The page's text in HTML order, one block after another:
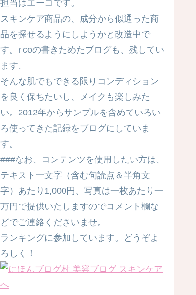
担当はエーコです。
スキンケア商品の、成分から似通った商
品を探せるようにしようかと改造中で
す。ricoの書きためたブログも、残してい
ます。
そんな肌でもできる限りコンディション
を良く保ちたいし、メイクも楽しみた
い。2012年からサンプルを含めていろい
ろ使ってきた記録をブログにしていま
す。
###なお、コンテンツを使用したい方は、
テキスト一文字（含む句読点＆半角文
字）あたり1,000円、写真は一枚あたり一
万円で提供いたしますのでコメント欄な
どでご連絡くださいませ。
ランキングに参加しています。どうぞよ
ろしく！